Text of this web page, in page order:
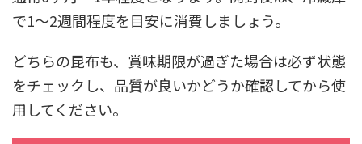
で1～2週間程度を目安に消費しましょう。
どちらの昆布も、賞味期限が過ぎた場合は必ず状態
をチェックし、品質が良いかどうか確認してから使
用してください。